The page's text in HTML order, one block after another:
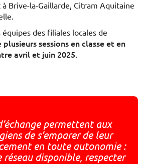
à Brive-la-Gaillarde, Citram Aquitaine
des filiales locales de
plusieurs sessions en classe et en
avril et juin 2025.
permettent aux
de s’emparer de leur
en toute autonomie :
réseau disponible, respecter